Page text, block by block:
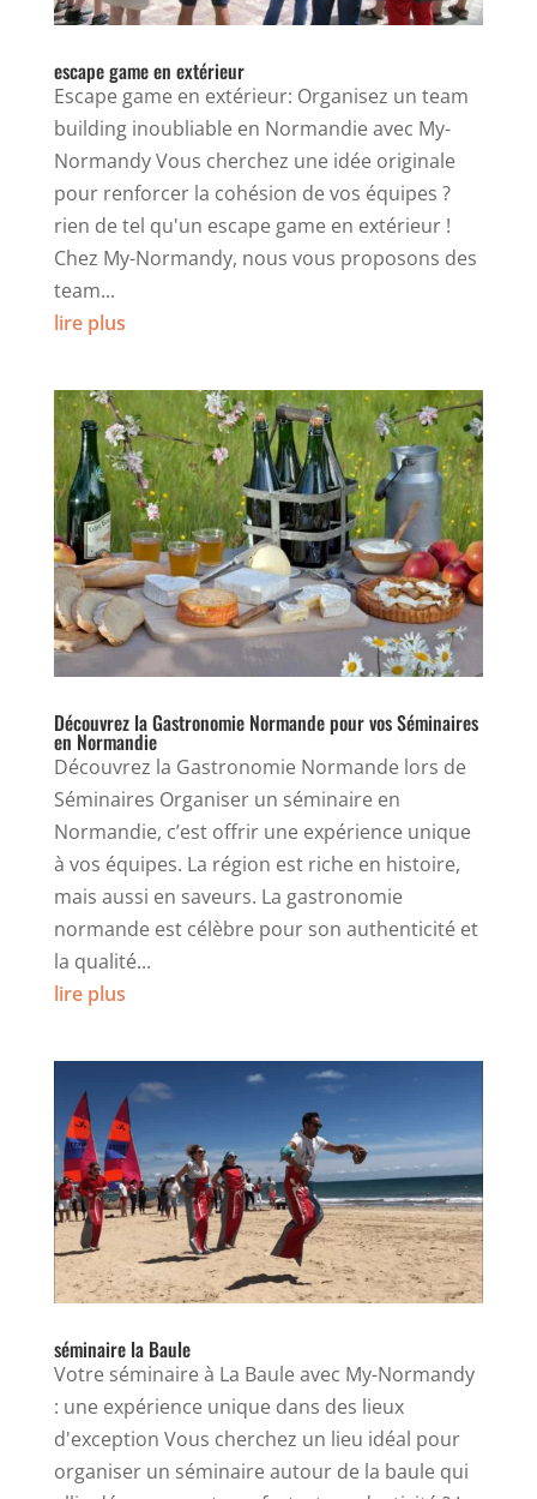
escape game en extérieur
Escape game en extérieur: Organisez un team
building inoubliable en Normandie avec My-
Normandy Vous cherchez une idée originale
pour renforcer la cohésion de vos équipes ?
rien de tel qu'un escape game en extérieur !
Chez My-Normandy, nous vous proposons des
team...
lire plus
Découvrez la Gastronomie Normande pour vos Séminaires
en Normandie
Découvrez la Gastronomie Normande lors de
Séminaires Organiser un séminaire en
Normandie, c’est offrir une expérience unique
à vos équipes. La région est riche en histoire,
mais aussi en saveurs. La gastronomie
normande est célèbre pour son authenticité et
la qualité...
lire plus
séminaire la Baule
Votre séminaire à La Baule avec My-Normandy
: une expérience unique dans des lieux
d'exception Vous cherchez un lieu idéal pour
organiser un séminaire autour de la baule qui